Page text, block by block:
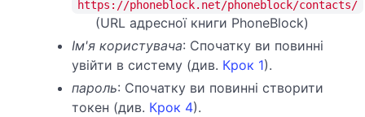
https://phoneblock.net/phoneblock/contacts/
(URL адресної книги PhoneBlock)
Ім'я користувача: Спочатку ви повинні
увійти в систему (див. Крок 1).
пароль: Спочатку ви повинні створити
токен (див. Крок 4).